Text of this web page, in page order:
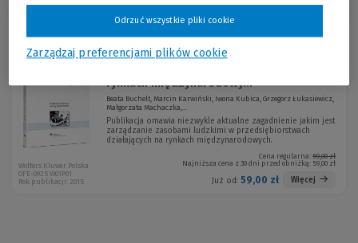
rynkach międzynarodowy...
Beata Buchelt, Marcin Karwiński, Iwona Kubica, Grzegorz Łukasiewicz,
Małgorzata Machaczka,...
Publikacja omawia niezwykle aktualne zagadnienie jakim jest
zarządzanie zasobami ludzkimi w przedsiębiorstwach
działających na rynkach międzynarodowych.
Cena regularna: 59,00 zł
Najniższa cena z 30 dni przed obniżką: 59,00 zł
Już od: 59,00 zł Więcej
Wolters Kluwer Polska
OFE-0925 W01P01
Rok publikacji: 2015
Zarządzaj preferencjami plików cookie
Odrzuć wszystkie pliki cookie